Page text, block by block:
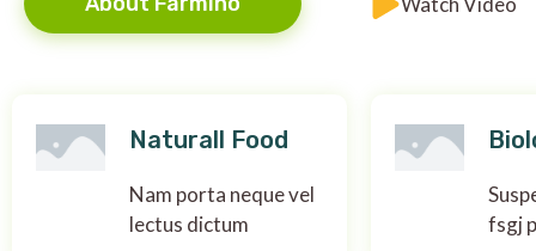
Naturall Food
Nam porta neque vel
lectus dictum
fsgj